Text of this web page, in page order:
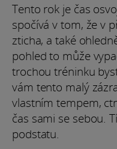
Tento rok je čas
spočívá v tom, že v
zticha, a také
pohled to může
trochou tréninku
vám tento malý
vlastním tempem,
čas sami se sebou.
podstatu.